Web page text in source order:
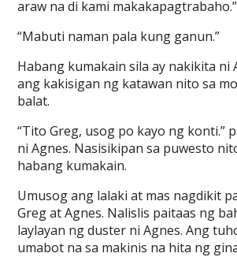
araw na di kami makakapagtrabaho.”
“Mabuti naman pala kung ganun.”
Habang kumakain sila ay nakikita ni
ang kakisigan ng katawan nito sa
balat.
“Tito Greg, usog po kayo ng konti.”
ni Agnes. Nasisikipan sa puwesto
habang kumakain.
Umusog ang lalaki at mas nagdikit
Greg at Agnes. Nalislis paitaas ng
laylayan ng duster ni Agnes. Ang
umabot na sa makinis na hita ng